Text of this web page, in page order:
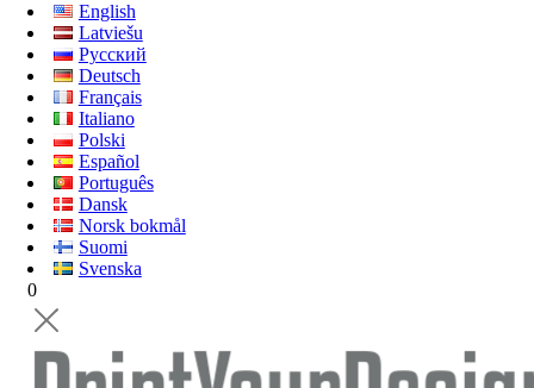
English
Latviešu
Русский
Deutsch
Français
Italiano
Polski
Español
Português
Dansk
Norsk bokmål
Suomi
Svenska
0